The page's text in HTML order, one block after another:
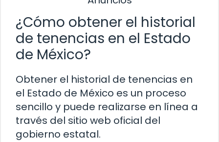
¿Cómo obtener el historial
de tenencias en el Estado
de México?
Obtener el historial de tenencias en
el Estado de México es un proceso
sencillo y puede realizarse en línea a
través del sitio web oficial del
gobierno estatal.